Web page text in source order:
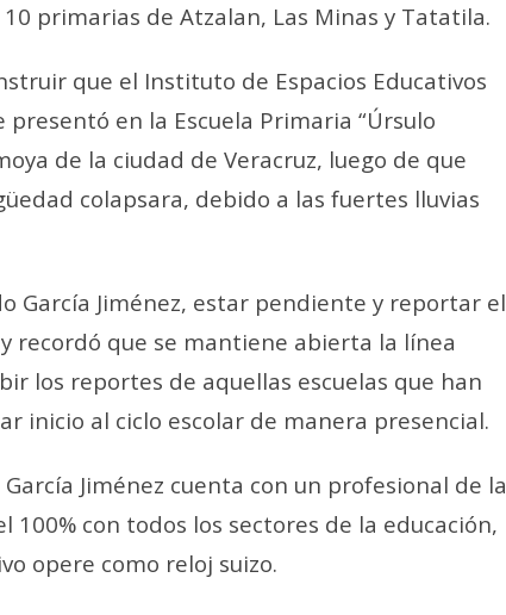
primarias de Atzalan, Las Minas y Tatatila.
que el Instituto de Espacios Educativos
en la Escuela Primaria “Úrsulo
de la ciudad de Veracruz, luego de que
colapsara, debido a las fuertes lluvias
García Jiménez, estar pendiente y reportar el
recordó que se mantiene abierta la línea
los reportes de aquellas escuelas que han
inicio al ciclo escolar de manera presencial.
Jiménez cuenta con un profesional de la
con todos los sectores de la educación,
opere como reloj suizo.